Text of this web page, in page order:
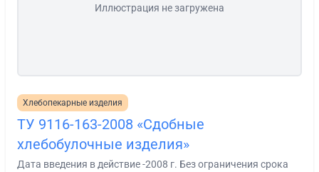
Иллюстрация не загружена
Хлебопекарные изделия
ТУ 9116-163-2008 «Сдобные
хлебобулочные изделия»
Дата введения в действие -2008 г. Без ограничения срока